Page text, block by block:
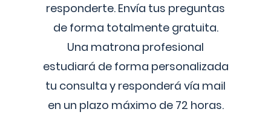
responderte. Envía tus preguntas
de forma totalmente gratuita.
Una matrona profesional
estudiará de forma personalizada
tu consulta y responderá vía mail
en un plazo máximo de 72 horas.